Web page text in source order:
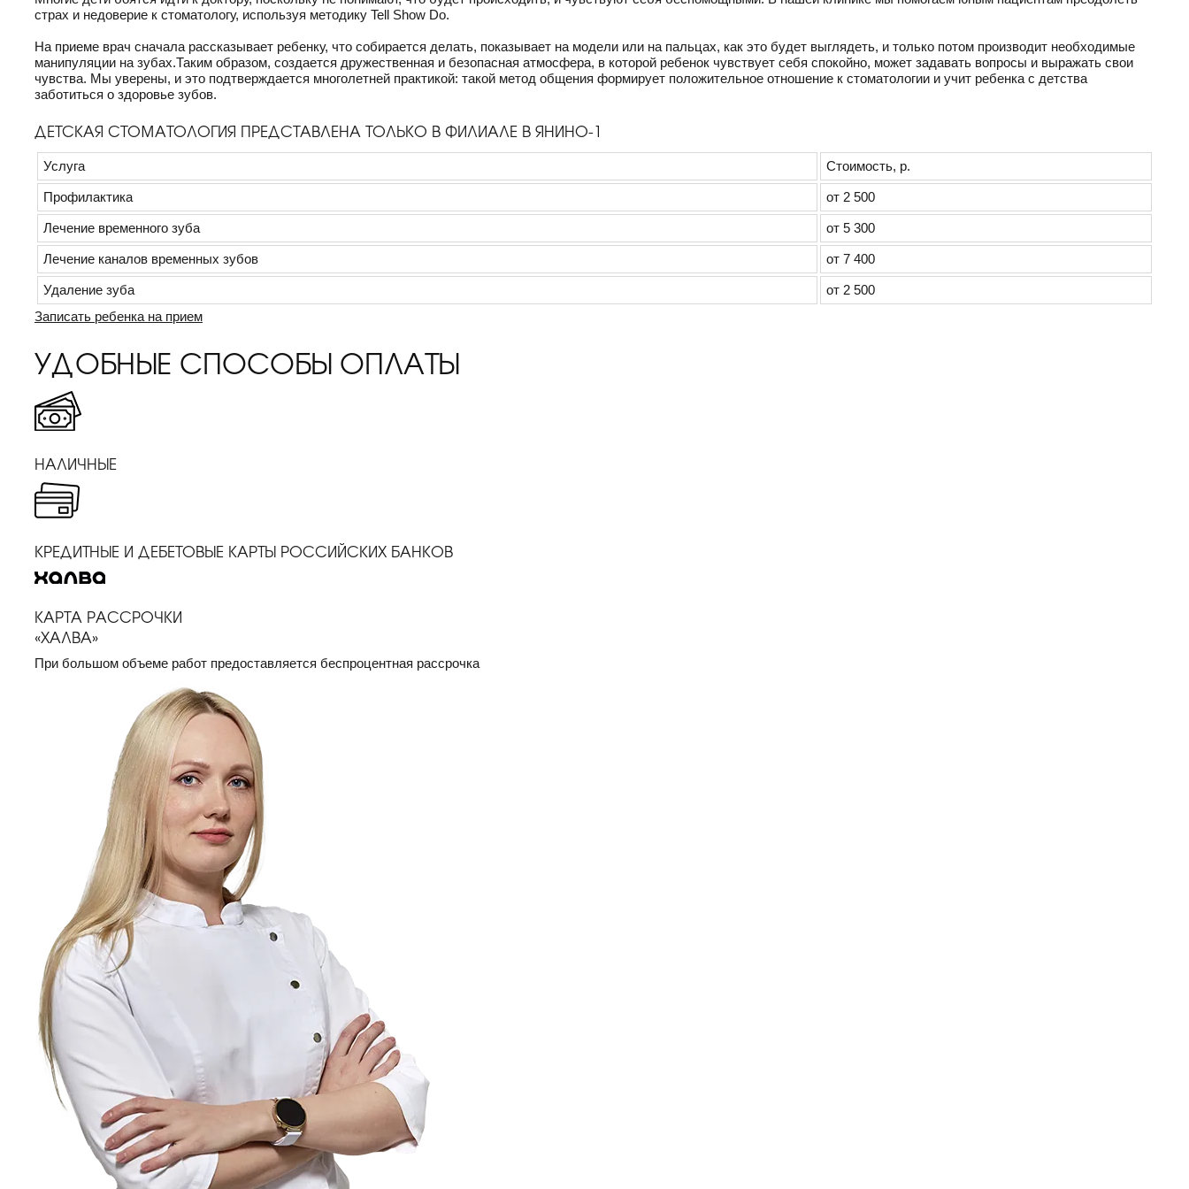
страх и недоверие к стоматологу, используя методику Tell Show Do.
На приеме врач сначала рассказывает ребенку, что собирается делать, показывает на модели или на пальцах, как это будет выглядеть, и только потом производит необходимые
манипуляции на зубах.Таким образом, создается дружественная и безопасная атмосфера, в которой ребенок чувствует себя спокойно, может задавать вопросы и выражать свои
чувства. Мы уверены, и это подтверждается многолетней практикой: такой метод общения формирует положительное отношение к стоматологии и учит ребенка с детства
заботиться о здоровье зубов.
ДЕТСКАЯ СТОМАТОЛОГИЯ ПРЕДСТАВЛЕНА ТОЛЬКО В ФИЛИАЛЕ В ЯНИНО-1
Услуга Стоимость, р.
Профилактика от 2 500
Лечение временного зуба от 5 300
Лечение каналов временных зубов от 7 400
Удаление зуба
от 2 500
Записать ребенка на прием
УДОБНЫЕ СПОСОБЫ ОПЛАТЫ
НАЛИЧНЫЕ
КРЕДИТНЫЕ И ДЕБЕТОВЫЕ КАРТЫ РОССИЙСКИХ БАНКОВ
КАРТА РАССРОЧКИ
«ХАЛВА»
При большом объеме работ предоставляется беспроцентная рассрочка